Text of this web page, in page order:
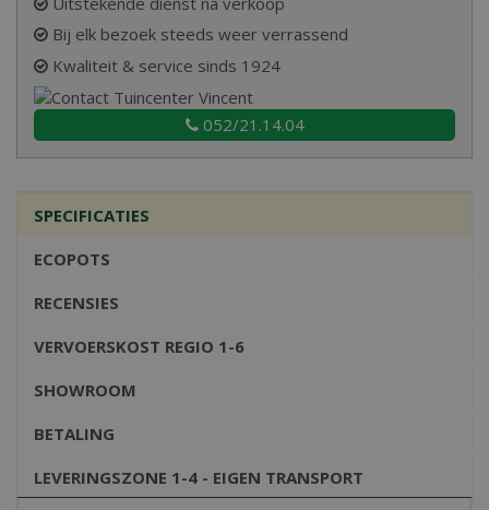
Bij elk bezoek steeds weer verrassend
Kwaliteit & service sinds 1924
052/21.14.04
SPECIFICATIES
ECOPOTS
RECENSIES
VERVOERSKOST REGIO 1-6
SHOWROOM
BETALING
LEVERINGSZONE 1-4 - EIGEN TRANSPORT